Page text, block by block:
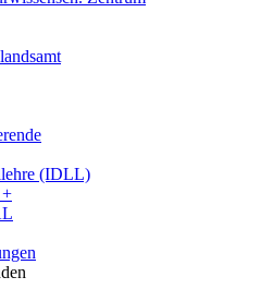
(IDLL)